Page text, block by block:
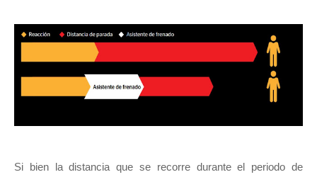
Si bien la distancia que se recorre durante el periodo de